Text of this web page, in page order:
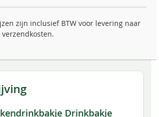
zijn inclusief BTW voor levering naar
Drinkbakje